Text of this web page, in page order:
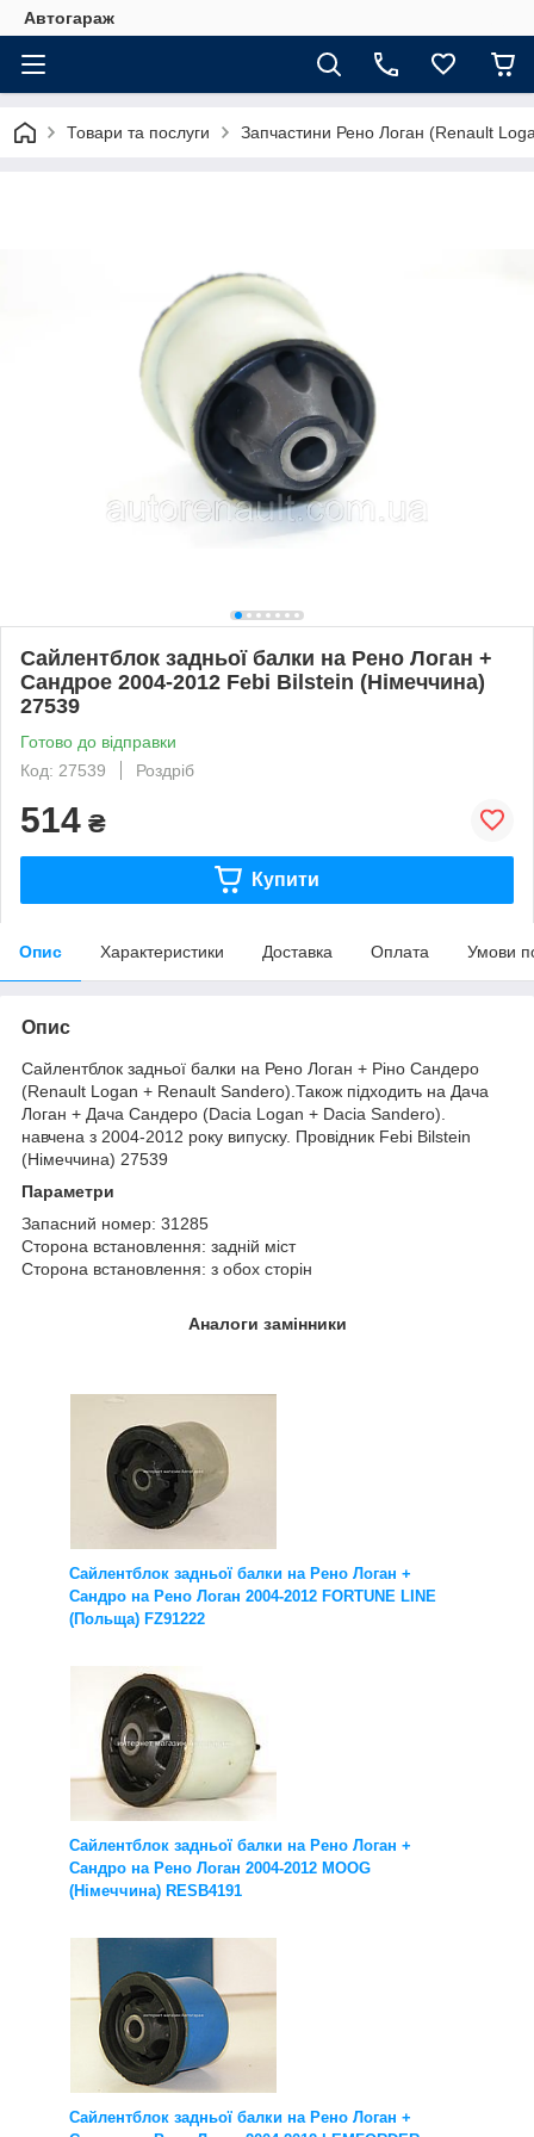
Автогараж
Товари та послуги Запчастини Рено Логан (Renault
Сайлентблок задньої балки на Рено Логан +
Сандрое 2004-2012 Febi Bilstein (Німеччина)
27539
Готово до відправки
Код: 27539
Роздріб
514 ₴
Купити
Опис Характеристики Доставка Оплата Умови
Опис
Сайлентблок задньої балки на Рено Логан + Ріно Сандеро
(Renault Logan + Renault Sandero).Також підходить на Дача
Логан + Дача Сандеро (Dacia Logan + Dacia Sandero).
навчена з 2004-2012 року випуску. Провідник Febi Bilstein
(Німеччина) 27539
Параметри
Запасний номер: 31285
Сторона встановлення: задній міст
Сторона встановлення: з обох сторін
Аналоги замінники
Сайлентблок задньої балки на Рено Логан +
Сандро на Рено Логан 2004-2012 FORTUNE LINE
(Польща) FZ91222
Сайлентблок задньої балки на Рено Логан +
Сандро на Рено Логан 2004-2012 MOOG
(Німеччина) RESB4191
Сайлентблок задньої балки на Рено Логан +